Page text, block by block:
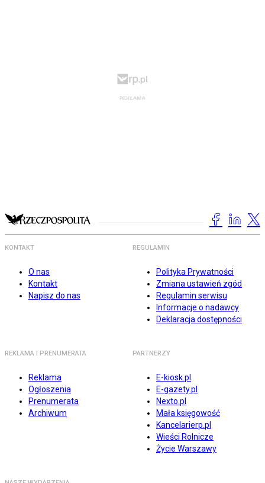
KONTAKT
O nas
Kontakt
Napisz do nas
REGULAMIN
Polityka Prywatności
Zmiana ustawień zgód
Regulamin serwisu
Informacje o nadawcy
Deklaracja dostępności
REKLAMA I PRENUMERATA
Reklama
Ogłoszenia
Prenumerata
Archiwum
PARTNERZY
E-kiosk.pl
E-gazety.pl
Nexto.pl
Mała księgowość
Kancelarierp.pl
Wieści Rolnicze
Życie Warszawy